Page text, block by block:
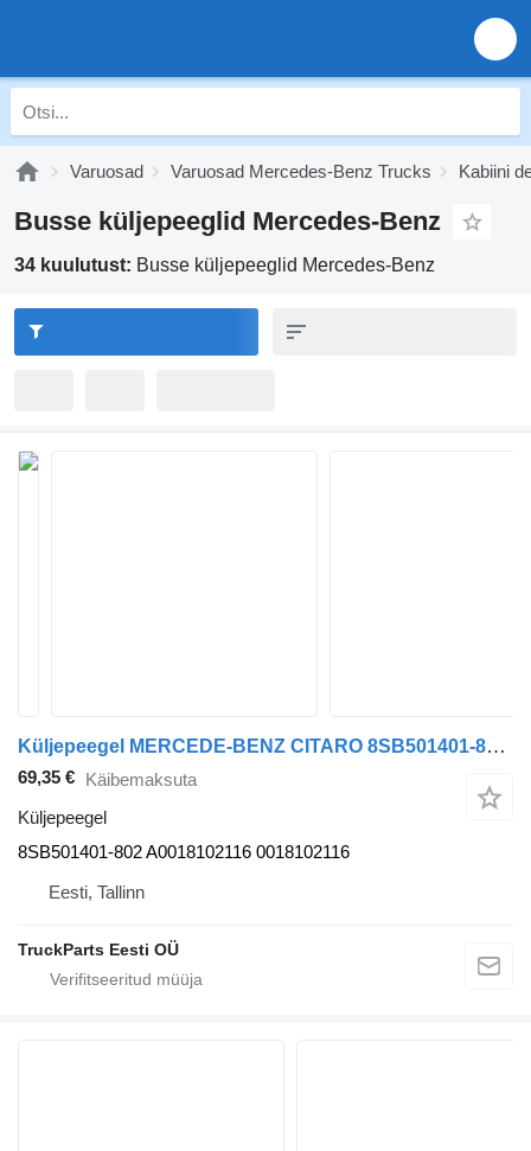
Varuosad Varuosad Mercedes-Benz Trucks Kabiini
Busse küljepeeglid Mercedes-Benz
34 kuulutust: Busse küljepeeglid Mercedes-Benz
Küljepeegel MERCEDE-BENZ CITARO 8SB501401-802 tüübi jaoks bussi Mercedes-Benz CITARO (01.98-)
69,35 € Käibemaksuta
Küljepeegel
8SB501401-802 A0018102116 0018102116
Eesti, Tallinn
TruckParts Eesti OÜ